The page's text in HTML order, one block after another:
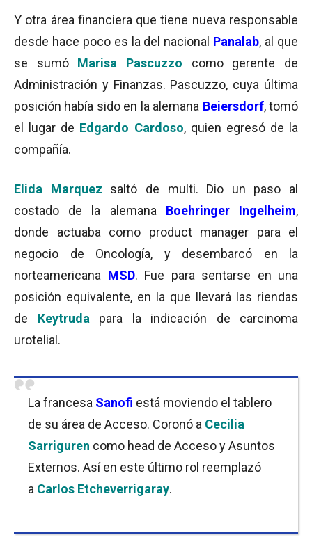
Y otra área financiera que tiene nueva responsable
desde hace poco es la del nacional Panalab, al que
se sumó Marisa Pascuzzo como gerente de
Administración y Finanzas. Pascuzzo, cuya última
posición había sido en la alemana Beiersdorf, tomó
el lugar de Edgardo Cardoso, quien egresó de la
compañía.
Elida Marquez saltó de multi. Dio un paso al
costado de la alemana Boehringer Ingelheim,
donde actuaba como product manager para el
negocio de Oncología, y desembarcó en la
norteamericana MSD. Fue para sentarse en una
posición equivalente, en la que llevará las riendas
de Keytruda
para la indicación de carcinoma
urotelial.
La francesa Sanofi está moviendo el tablero
de su área de Acceso. Coronó a Cecilia
Sarriguren como head de Acceso y Asuntos
Externos. Así en este último rol reemplazó
a Carlos Etcheverrigaray.